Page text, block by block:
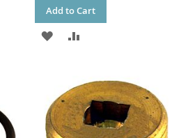
Add to Cart
ADD
WISH
LIST
COMPARE